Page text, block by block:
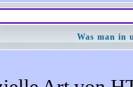
Was man in